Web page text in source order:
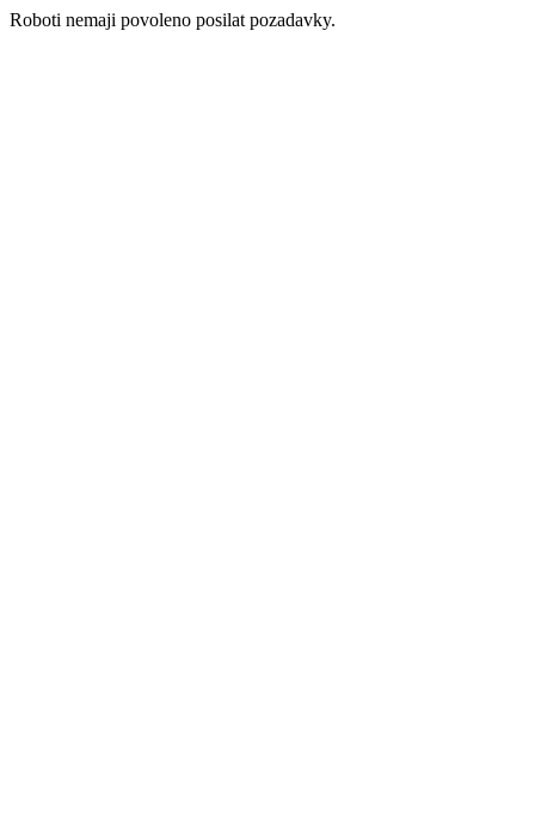
Roboti nemaji povoleno posilat pozadavky.